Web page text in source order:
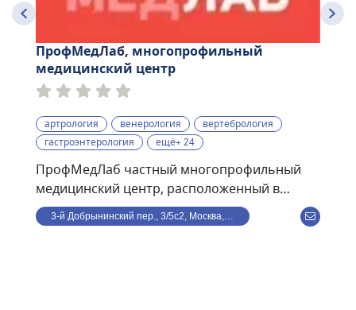
ПрофМедЛаб, многопрофильный
медицинский центр
артрология венерология
вертебрология
гастроэнтерология
ещё+ 24
ПрофМедЛаб частный многопрофильный
медицинский центр, расположенный в
центре Москвы, в 8 минутах ходьбы от ст. м.
Улица 1905 года. В клинике ведут прием по
3-й Добрынинский пер., 3/5с2, Москва, Россия